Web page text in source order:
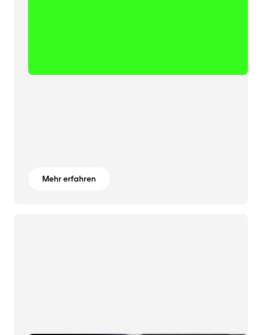
Mehr erfahren